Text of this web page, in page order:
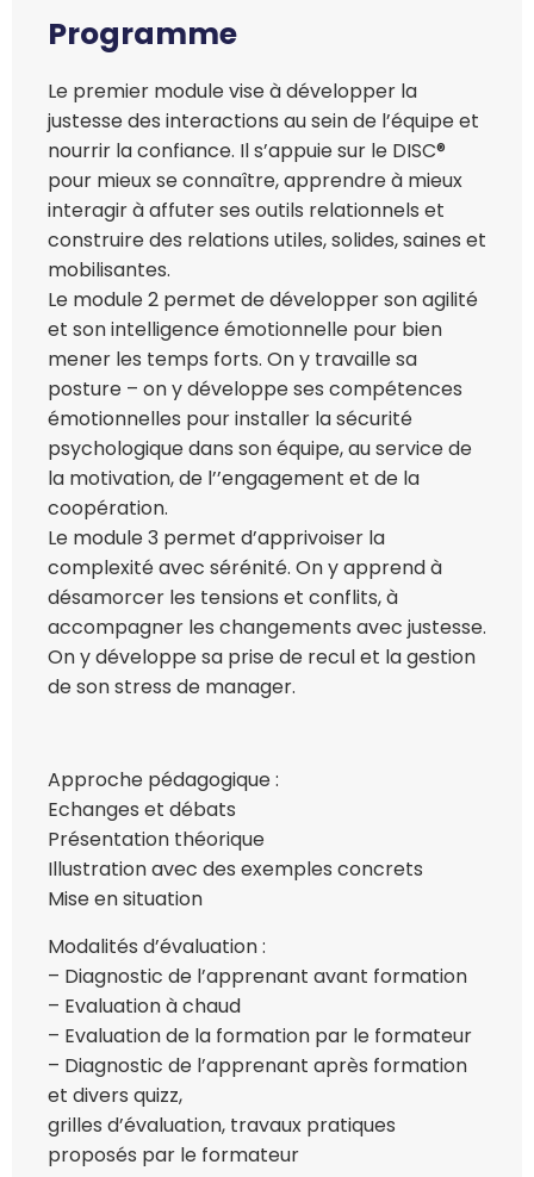
Programme
Le premier module vise à développer la
justesse des interactions au sein de l’équipe et
nourrir la confiance. Il s’appuie sur le DISC®
pour mieux se connaître, apprendre à mieux
interagir à affuter ses outils relationnels et
construire des relations utiles, solides, saines et
mobilisantes.
Le module 2 permet de développer son agilité
et son intelligence émotionnelle pour bien
mener les temps forts. On y travaille sa
posture – on y développe ses compétences
émotionnelles pour installer la sécurité
psychologique dans son équipe, au service de
la motivation, de l’’engagement et de la
coopération.
Le module 3 permet d’apprivoiser la
complexité avec sérénité. On y apprend à
désamorcer les tensions et conflits, à
accompagner les changements avec justesse.
On y développe sa prise de recul et la gestion
de son stress de manager.
Approche pédagogique :
Echanges et débats
Présentation théorique
Illustration avec des exemples concrets
Mise en situation
Modalités d’évaluation :
– Diagnostic de l’apprenant avant formation
– Evaluation à chaud
– Evaluation de la formation par le formateur
– Diagnostic de l’apprenant après formation
et divers quizz,
grilles d’évaluation, travaux pratiques
proposés par le formateur